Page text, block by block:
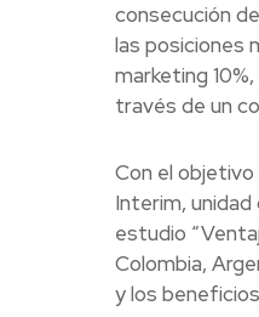
consecución
las posiciones
marketing
través de un
Con el
Interim,
estudio
Colombia,
y los